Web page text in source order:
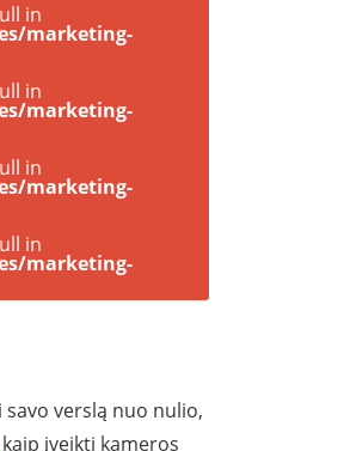
in
marketing-
in
marketing-
in
marketing-
in
marketing-
verslą nuo nulio,
kaip įveikti kameros